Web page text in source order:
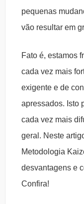
pequenas
vão resultar em
Fato é, estamos
cada vez mais
exigente e de
apressados. Isto
cada vez mais
geral. Neste
Metodologia
desvantagens e
Confira!